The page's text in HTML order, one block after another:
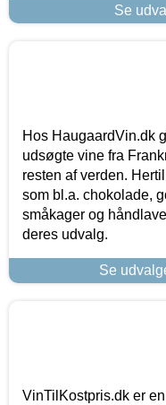
Se
Hos HaugaardVin.dk
udsøgte vine fra
resten af verden.
som bl.a. chokolade,
småkager og
deres udvalg.
Se
VinTilKostpris.dk er